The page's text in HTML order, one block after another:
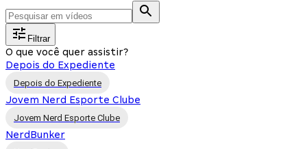
Filtrar
O que você quer assistir?
Depois do Expediente
Depois do Expediente
Jovem Nerd Esporte Clube
Jovem Nerd Esporte Clube
NerdBunker